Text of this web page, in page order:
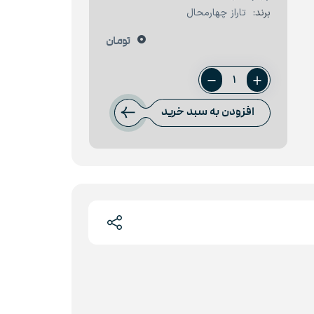
برند: تاراز چهارمحال
0 تومان
ورق
عرشه
0.8
افزودن به سبد خرید